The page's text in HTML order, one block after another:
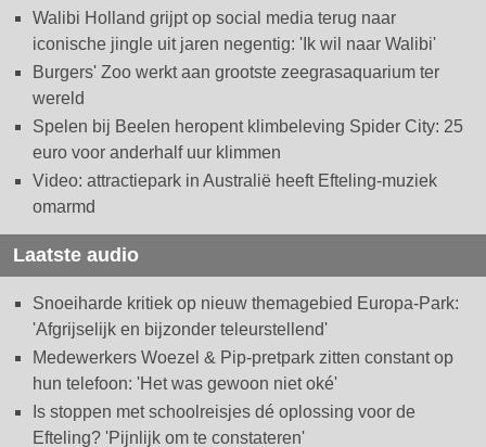
Walibi Holland grijpt op social media terug naar
iconische jingle uit jaren negentig: 'Ik wil naar Walibi'
Burgers' Zoo werkt aan grootste zeegrasaquarium ter
wereld
Spelen bij Beelen heropent klimbeleving Spider City: 25
euro voor anderhalf uur klimmen
Video: attractiepark in Australië heeft Efteling-muziek
omarmd
Laatste audio
Snoeiharde kritiek op nieuw themagebied Europa-Park:
'Afgrijselijk en bijzonder teleurstellend'
Medewerkers Woezel & Pip-pretpark zitten constant op
hun telefoon: 'Het was gewoon niet oké'
Is stoppen met schoolreisjes dé oplossing voor de
Efteling? 'Pijnlijk om te constateren'